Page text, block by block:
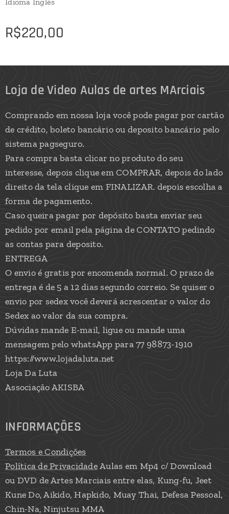
Idioma Inglês
R$220,00
Loja de Video Aulas de artes MArciais
Comprando em nossa loja você pode pagar por cartão
de crédito, boleto bancário ou deposito bancário pelo
sistema pagseguro.
Para compra basta clicar no produto do seu
interesse, depois clique em COMPRAR, depois do lado
direito da tela clique em FINALIZAR. depois escolha a
forma de pagamento.
Caso queira pagar por depósito basta enviar seu
pedido por email pela página de CONTATO pedindo
as contas para deposito.
ENTREGA
O envio é gratis por encomenda normal. O prazo de
entrega é de 5 a 12 dias segundo correio. Se quiser o
envio por sedex você deverá acrescentar o valor do
Sedex ao valor da sua compra.
Dúvidas mande E-mail, ligue ou mande uma
mensagem pelo whatsApp para 77 98873-1910
https://www.lojadaluta.net
Loja Da Luta
Associação AKISBA
INFORMAÇÕES
Termos e Condições
Política de PrivacidadeAulas em Mp4 c/ Download
ou DVD de Artes Marciais entre elas, Kung-fu, Jeet
Kune Do, Aikido, Hapkido, Muay Thai, Defesa Pessoal,
Chin-Na, Ninjutsu MMA